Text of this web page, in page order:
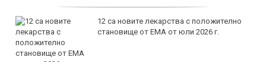
12 са новите лекарства с положително
становище от ЕМА от юли 2026 г.